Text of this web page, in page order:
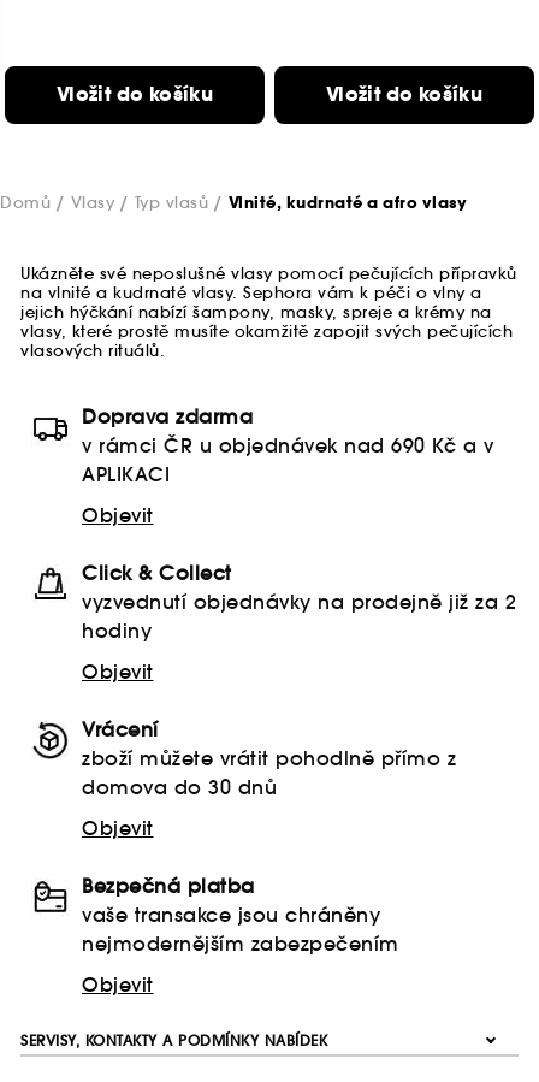
Vložit do košíku Vložit do košíku
Domů Vlasy Typ vlasů Vlnité, kudrnaté a afro vlasy
Ukázněte své neposlušné vlasy pomocí pečujících přípravků
na vlnité a kudrnaté vlasy. Sephora vám k péči o vlny a
jejich hýčkání nabízí šampony, masky, spreje a krémy na
vlasy, které prostě musíte okamžitě zapojit svých pečujících
vlasových rituálů.
Doprava zdarma
v rámci ČR u objednávek nad 690 Kč a v
APLIKACI
Objevit
Click & Collect
vyzvednutí objednávky na prodejně již za 2
hodiny
Objevit
Vrácení
zboží můžete vrátit pohodlně přímo z
domova do 30 dnů
Objevit
Bezpečná platba
vaše transakce jsou chráněny
nejmodernějším zabezpečením
Objevit
SERVISY, KONTAKTY A PODMÍNKY NABÍDEK